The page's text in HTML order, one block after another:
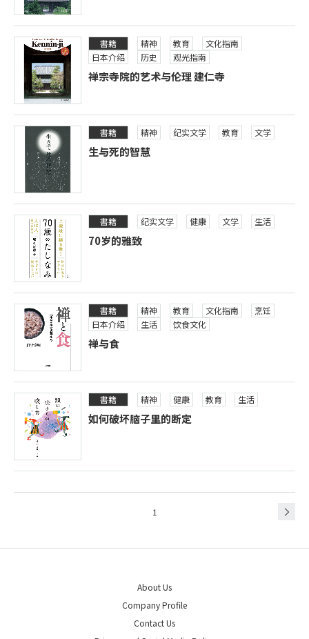
書籍 精神 教育
文化指南
日本介绍
历史 观光指南
禅宗寺院的艺术与伦理 建仁寺
書籍 精神 纪实文学 教育 文学
生与死的智慧
書籍 纪实文学 健康 文学 生活
70岁的雅致
書籍 精神 教育 文化指南
烹饪
日本介绍
生活 饮食文化
禅与食
書籍 精神 健康 教育 生活
如何破坏脑子里的断定
1
About Us
Company Profile
Contact Us